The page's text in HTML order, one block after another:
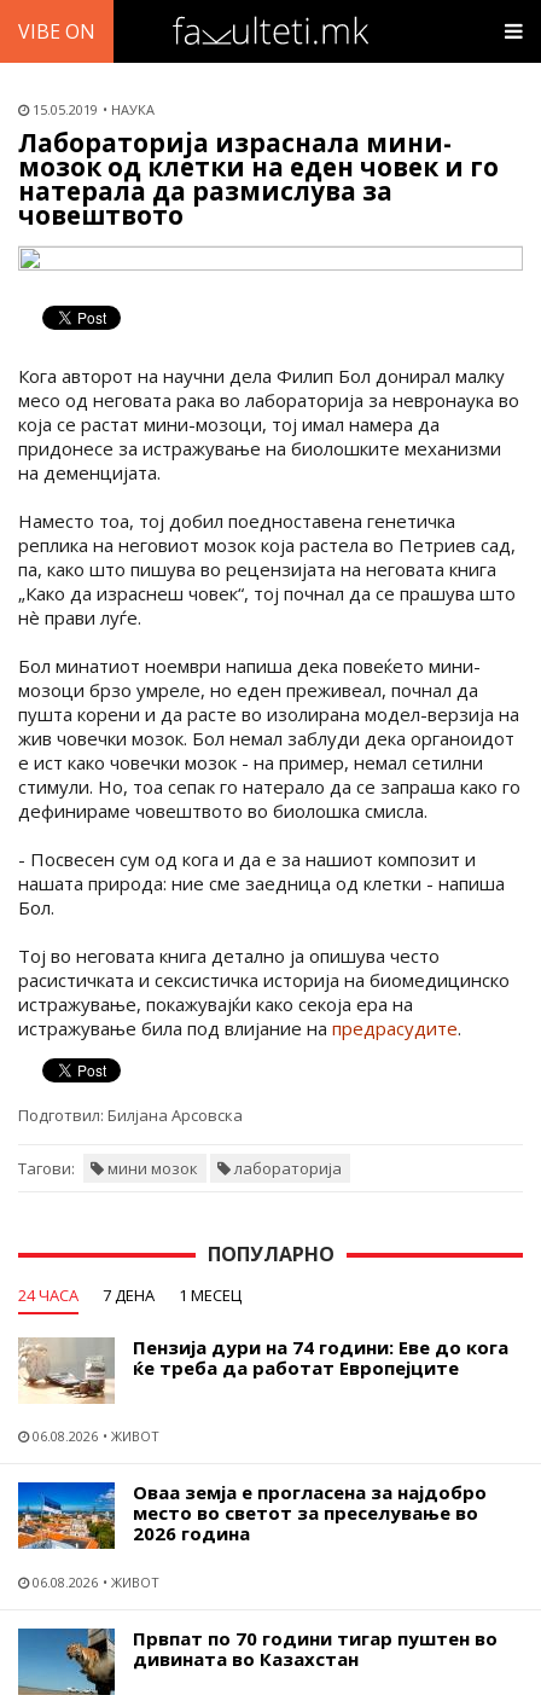
VIBE ON
15.05.2019 НАУКА
Лабораторија израснала мини-
мозок од клетки на еден човек и го
натерала да размислува за
човештвото
Кога авторот на научни дела Филип Бол донирал малку
месо од неговата рака во лабораторија за невронаука во
која се растат мини-мозоци, тој имал намера да
придонесе за истражување на биолошките механизми
на деменцијата.
Наместо тоа, тој добил поедноставена генетичка
реплика на неговиот мозок која растела во Петриев сад,
па, како што пишува во рецензијата на неговата книга
„Како да израснеш човек“, тој почнал да се прашува што
нè прави луѓе.
Бол минатиот ноември напиша дека повеќето мини-
мозоци брзо умреле, но еден преживеал, почнал да
пушта корени и да расте во изолирана модел-верзија на
жив човечки мозок. Бол немал заблуди дека органоидот
е ист како човечки мозок - на пример, немал сетилни
стимули. Но, тоа сепак го натерало да се запраша како го
дефинираме човештвото во биолошка смисла.
- Посвесен сум од кога и да е за нашиот композит и
нашата природа: ние сме заедница од клетки - напиша
Бол.
Тој во неговата книга детално ја опишува често
расистичката и сексистичка историја на биомедицинско
истражување, покажувајќи како секоја ера на
истражување била под влијание на предрасудите.
Подготвил: Билјана Арсовска
Тагови: мини мозок лабораторија
ПОПУЛАРНО
24 ЧАСА 7 ДЕНА 1 МЕСЕЦ
Пензија дури на 74 години: Еве до кога
ќе треба да работат Европејците
06.08.2026 ЖИВОТ
Оваа земја е прогласена за најдобро
место во светот за преселување во
2026 година
06.08.2026 ЖИВОТ
Првпат по 70 години тигар пуштен во
дивината во Казахстан